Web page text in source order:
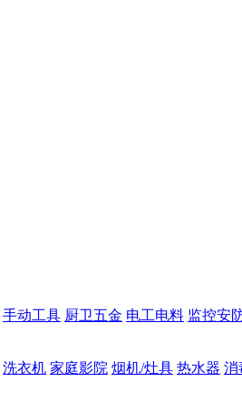
手动工具 厨卫五金 电工电料 监控安
洗衣机 家庭影院 烟机/灶具 热水器 消